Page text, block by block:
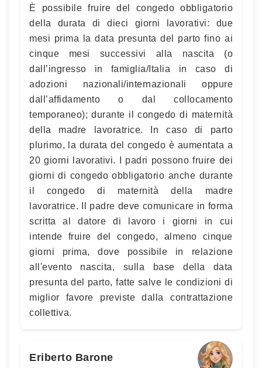
È possibile fruire del congedo obbligatorio
della durata di dieci giorni lavorativi: due
mesi prima la data presunta del parto fino ai
cinque mesi successivi alla nascita (o
dall’ingresso in famiglia/Italia in caso di
adozioni nazionali/internazionali oppure
dall’affidamento o dal collocamento
temporaneo); durante il congedo di maternità
della madre lavoratrice. In caso di parto
plurimo, la durata del congedo è aumentata a
20 giorni lavorativi. I padri possono fruire dei
giorni di congedo obbligatorio anche durante
il congedo di maternità della madre
lavoratrice. Il padre deve comunicare in forma
scritta al datore di lavoro i giorni in cui
intende fruire del congedo, almeno cinque
giorni prima, dove possibile in relazione
all'evento nascita, sulla base della data
presunta del parto, fatte salve le condizioni di
miglior favore previste dalla contrattazione
collettiva.
Eriberto Barone